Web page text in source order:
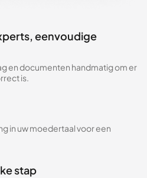
eenvoudige
en documenten handmatig om er
is.
in uw moedertaal voor een
stap